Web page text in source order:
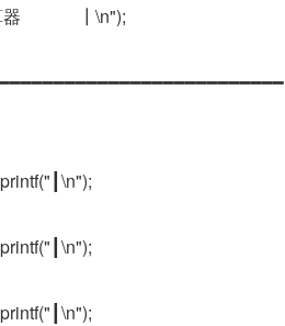
┃\n");